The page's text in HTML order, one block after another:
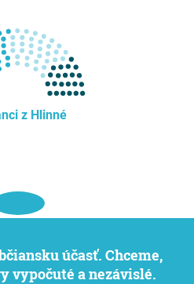
z Hlinné
vypočuté a nezávislé.